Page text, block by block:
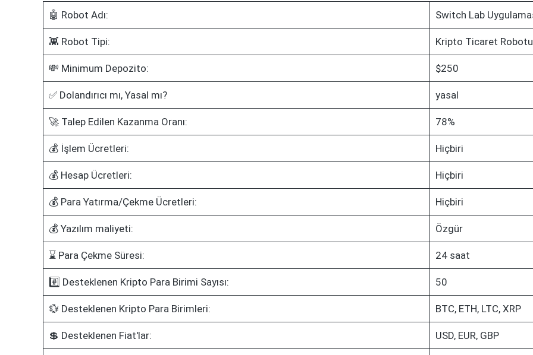
🤖 Robot Adı: Switch Lab
👾 Robot Tipi: Kripto Ticaret Robotu
💸 Minimum Depozito: $250
✅ Dolandırıcı mı, Yasal mı? yasal
🚀 Talep Edilen Kazanma Oranı: 78%
💰 İşlem Ücretleri: Hiçbiri
💰 Hesap Ücretleri: Hiçbiri
💰 Para Yatırma/Çekme Ücretleri: Hiçbiri
💰 Yazılım maliyeti: Özgür
⌛ Para Çekme Süresi: 24 saat
#️⃣ Desteklenen Kripto Para Birimi Sayısı: 50
💱 Desteklenen Kripto Para Birimleri: BTC, ETH, LTC, XRP
💲 Desteklenen Fiat'lar: USD, EUR, GBP